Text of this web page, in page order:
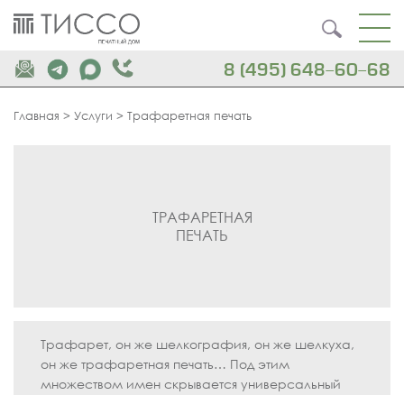
8 (495) 648-60-68
Главная > Услуги > Трафаретная печать
ТРАФАРЕТНАЯ
ПЕЧАТЬ
Трафарет, он же шелкография, он же шелкуха,
он же трафаретная печать… Под этим
множеством имен скрывается универсальный